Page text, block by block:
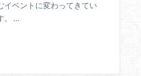
イベントに変わってきてい
。 …